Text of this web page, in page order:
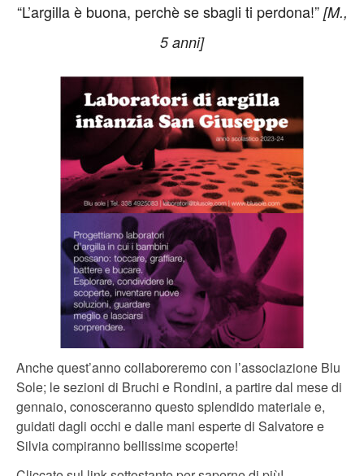
“L’argilla è buona, perchè se sbagli ti perdona!” [M.,
5 anni]
Anche quest’anno collaboreremo con l’associazione Blu
Sole; le sezioni di Bruchi e Rondini, a partire dal mese di
gennaio, conosceranno questo splendido materiale e,
guidati dagli occhi e dalle mani esperte di Salvatore e
Silvia compiranno bellissime scoperte!